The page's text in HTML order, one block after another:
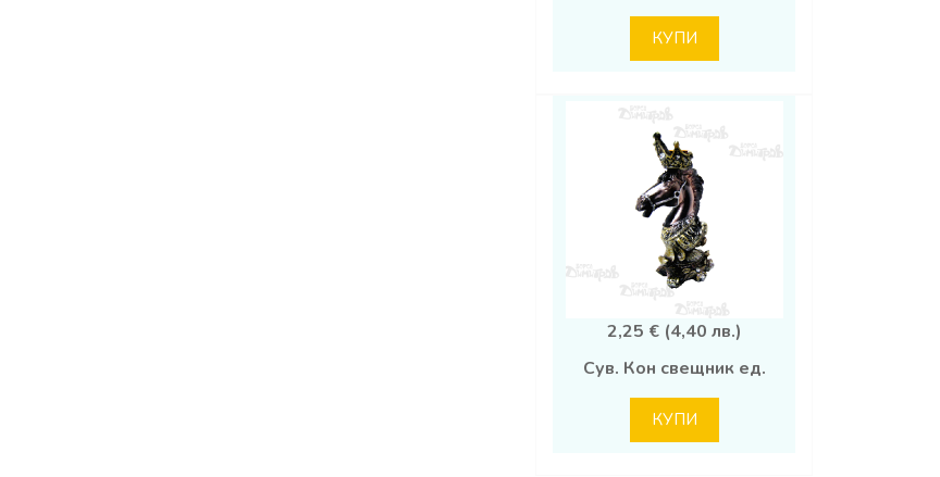
КУПИ
2,25 € (4,40 лв.)
Сув. Кон свещник ед.
КУПИ